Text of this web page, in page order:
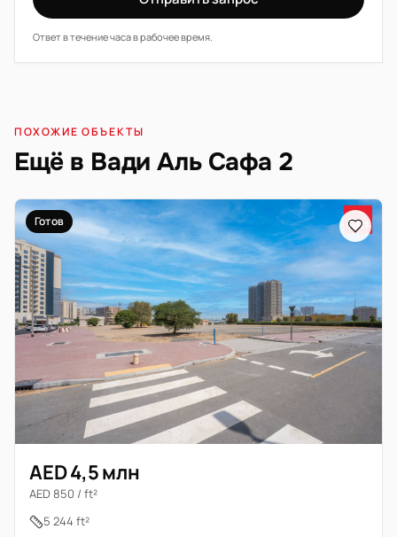
Ответ в течение часа в рабочее время.
ПОХОЖИЕ ОБЪЕКТЫ
Ещё в Вади Аль Сафа 2
Готов
AED 4,5 млн
AED 850 / ft²
5 244 ft²